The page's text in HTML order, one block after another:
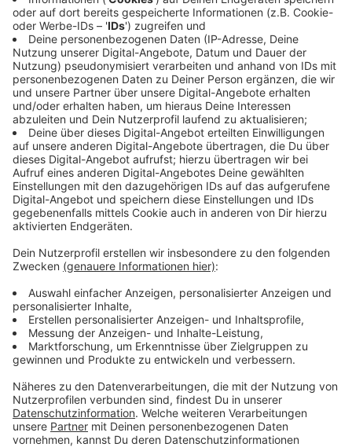
Anzeige
Über 1.000 Fälle von Kindesentzug
Anzeige
Situationen wie diese kommen in Deutschland immer
wieder vor. Auf Anfrage teilt das Bundeskriminalamt
(BKA) mit, dass es Anfang April 1.142 offene
Kindesentzüge gibt. Bei einem Kindesentzug wird im
Unterschied zur Kindesentführung die minderjährige
Person von einem Elternteil entführt, ohne die
Zustimmung des anderen Elternteils. 329
Minderjährige waren mit Stand des 1. April 2023 ins
Ausland entzogen.
Anzeige